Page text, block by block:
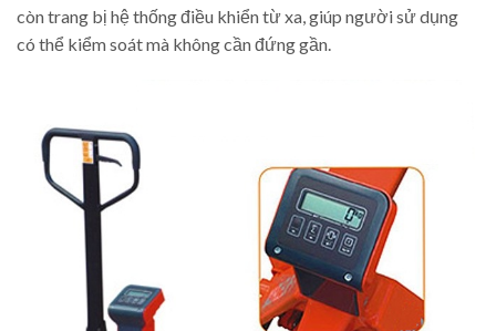
còn trang bị hệ thống điều khiển từ xa, giúp người sử dụng
có thể kiểm soát mà không cần đứng gần.